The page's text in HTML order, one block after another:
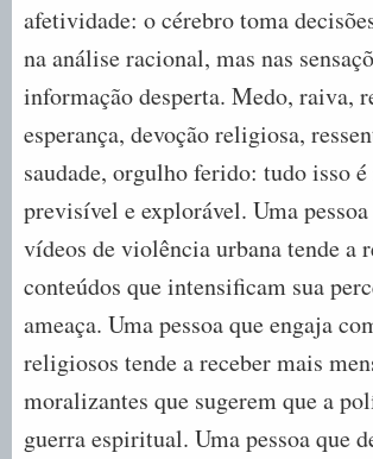
afetividade: o cérebro toma
na análise racional, mas nas
informação desperta. Medo, raiva,
esperança, devoção religiosa,
saudade, orgulho ferido: tudo isso
previsível e explorável. Uma pessoa
vídeos de violência urbana tende a
conteúdos que intensificam sua
ameaça. Uma pessoa que engaja
religiosos tende a receber mais
moralizantes que sugerem que a
guerra espiritual. Uma pessoa que